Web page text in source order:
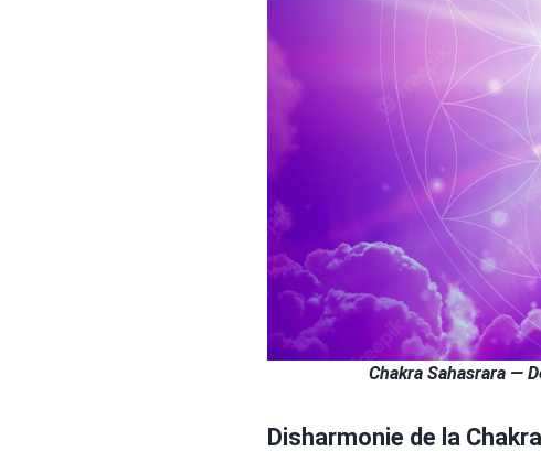
Chakra Sahasrara —
Disharmonie de la Chakra